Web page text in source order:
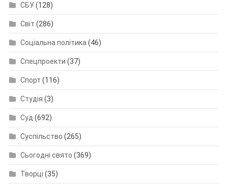
СБУ(128)
Світ (286)
Соціальна політика (46)
Спецпроекти (37)
Спорт (116)
Студія (3)
Суд (692)
Суспільство (265)
Сьогодні свято (369)
Творці (35)